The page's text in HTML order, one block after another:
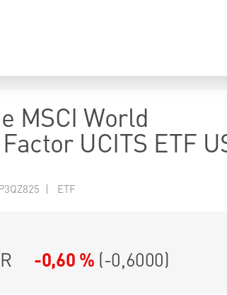
MSCI World
UCITS ETF
| ETF
-0,60 % (-0,6000)